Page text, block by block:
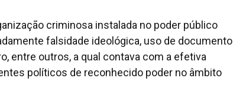
criminosa instalada no poder público
falsidade ideológica, uso de documento
entre outros, a qual contava com a efetiva
políticos de reconhecido poder no âmbito